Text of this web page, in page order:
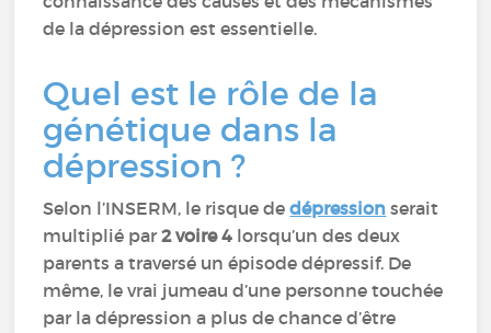
de la dépression est essentielle.
Quel est le rôle de la
génétique dans la
dépression ?
Selon l’INSERM, le risque dedépression serait
multiplié par2 voire 4 lorsqu’un des deux
parents a traversé un épisode dépressif. De
même, le vrai jumeau d’une personne touchée
par la dépression a plus de chance d’être